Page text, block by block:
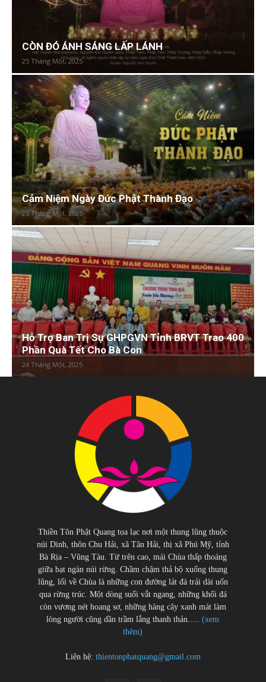
CÒN ĐÓ ÁNH SÁNG LẤP LÁNH
25 Tháng Một, 2025
Cảm Niệm Ngày Đức Phật Thành Đạo
25 Tháng Một, 2025
Hỗ Trợ Ban Trị Sự GHPGVN Tỉnh BRVT Trao 400
Phần Quà Tết Cho Bà Con
24 Tháng Một, 2025
Thiền Tôn Phật Quang tọa lạc nơi một thung lũng thuộc
núi Dinh, thôn Chu Hải, xã Tân Hải, thị xã Phú Mỹ, tỉnh
Bà Rịa – Vũng Tàu. Từ trên cao, mái Chùa thấp thoáng
giữa bạt ngàn núi rừng. Chầm chậm thả bộ xuống thung
lũng, lối về Chùa là những con đường lát đá trải dài uốn
qua rừng trúc. Một dòng suối vắt ngang, những khối đá
còn vương nét hoang sơ, những hàng cây xanh mát làm
lòng người cũng dần trầm lắng thanh thản.....(xem
thêm)
Liên hệ: thientonphatquang@gmail.com